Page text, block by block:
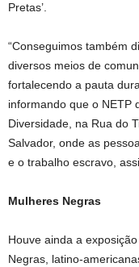
Pretas’.
“Conseguimos também
diversos meios de
fortalecendo a pauta
informando que o NETP
Diversidade, na Rua do
Salvador, onde as
e o trabalho escravo,
Mulheres Negras
Houve ainda a
Negras, latino-